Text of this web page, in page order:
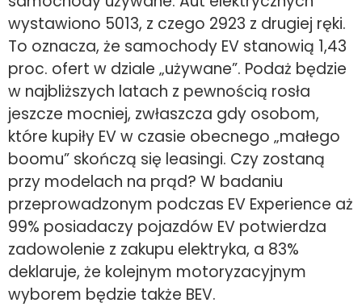
wystawiono 5013, z czego 2923 z drugiej ręki.
To oznacza, że samochody EV stanowią 1,43
proc. ofert w dziale „używane”. Podaż będzie
w najbliższych latach z pewnością rosła
jeszcze mocniej, zwłaszcza gdy osobom,
które kupiły EV w czasie obecnego „małego
boomu” skończą się leasingi. Czy zostaną
przy modelach na prąd? W badaniu
przeprowadzonym podczas EV Experience aż
99% posiadaczy pojazdów EV potwierdza
zadowolenie z zakupu elektryka, a 83%
deklaruje, że kolejnym motoryzacyjnym
wyborem będzie także BEV.